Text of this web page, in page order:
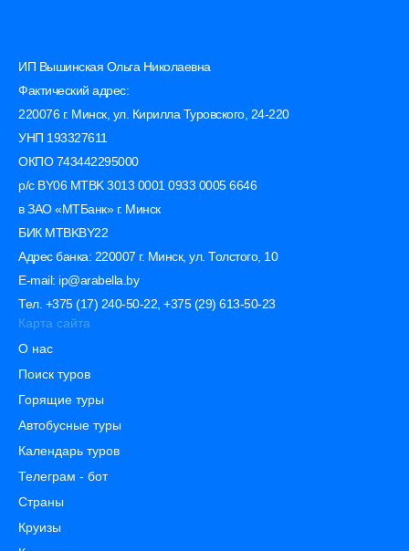
ИП Вышинская Ольга Николаевна
Фактический адрес:
220076 г. Минск, ул. Кирилла Туровского, 24-220
УНП 193327611
ОКПО 743442295000
р/с BY06 MTBK 3013 0001 0933 0005 6646
в ЗАО «МТБанк» г. Минск
БИК MTBKBY22
Адрес банка: 220007 г. Минск, ул. Толстого, 10
E-mail: ip@arabella.by
Тел. +375 (17) 240-50-22, +375 (29) 613-50-23
Карта сайта
О нас
Поиск туров
Горящие туры
Автобусные туры
Календарь туров
Телеграм - бот
Страны
Круизы